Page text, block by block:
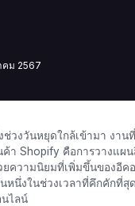
คม 2567
ช่วงวันหยุดใกล้เข้ามา งา
ค้า Shopify คือการวางแผ
ยความนิยมที่เพิ่มขึ้นของอีค
นหนึ่งในช่วงเวลาที่คึกคักที่
ไลน์